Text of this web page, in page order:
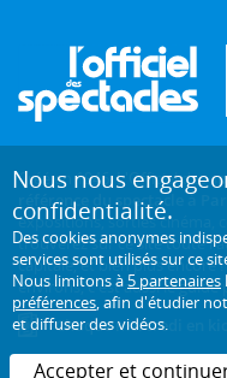
Créé en 1946, L'Officiel des
référence du spectacle à Paris
expositions, sorties cinéma,
trouverez sur ce site toute
capitale, et bien plus encore !
environs, c'est aussi le
Chaque mercredi en
Nous nous
confidentialité.
Des cookies anonymes
services sont utilisés sur ce
Nous limitons à5 partenaires
préférences, afin d'étudier
et diffuser des vidéos.
Accepter et